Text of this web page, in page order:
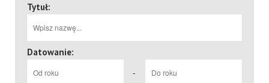
Tytuł:
Datowanie:
-